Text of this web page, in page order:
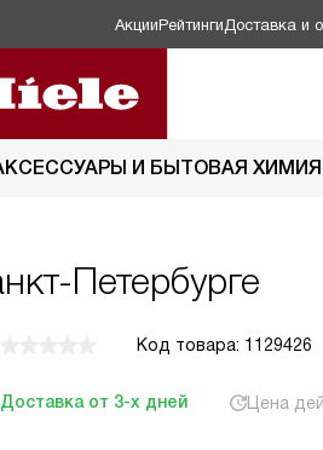
АкцииРейтинги Доставка и
И БЫТОВАЯ ХИМИЯ
Петербурге
Код товара: 1129426
Доставка от 3-х дней Цена